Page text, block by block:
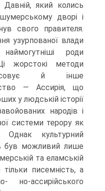
Давній, який колись
дворі і
свого правителя.
узурпованої влади
роди
жор­стокі методи
й інше
— Ассирія, що
у людській історії
народів і
системи терору як
Однак культурний
був можливий лише
та еламській
писемність, а
но-ассирійського